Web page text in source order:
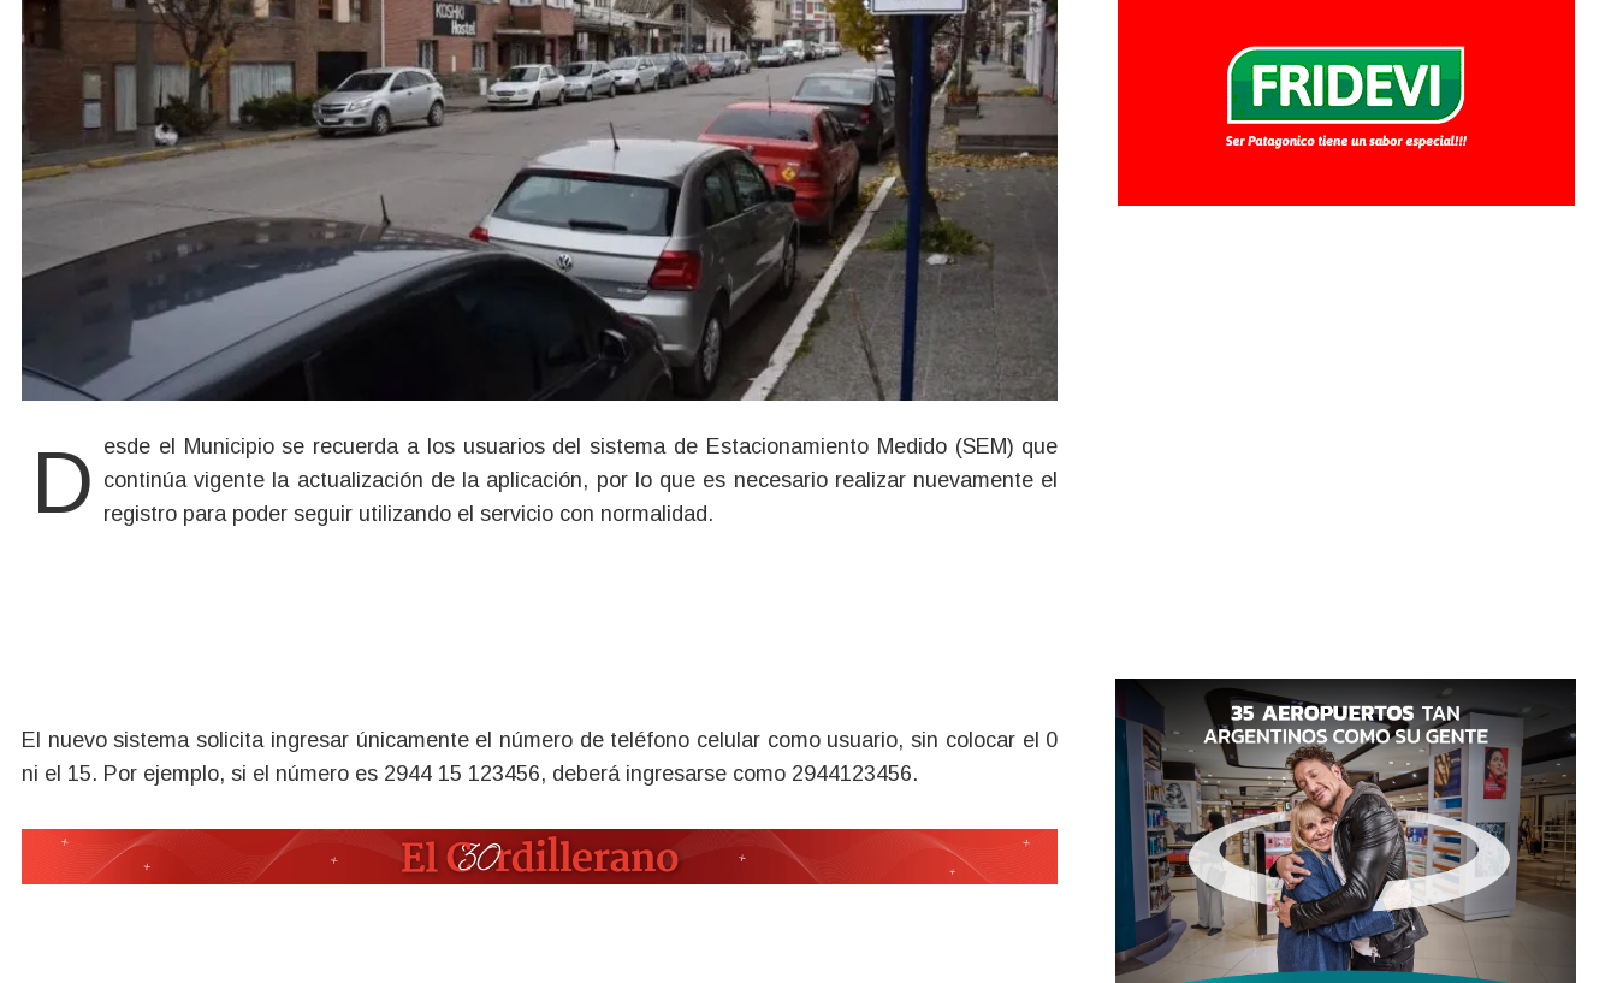
Desde el Municipio se recuerda a los usuarios del sistema de Estacionamiento Medido (SEM) que continúa vigente la actualización de la aplicación, por lo que es necesario realizar nuevamente el
registro para poder seguir utilizando el servicio con normalidad.
El nuevo sistema solicita ingresar únicamente el número de teléfono celular como usuario, sin colocar el 0
ni el 15. Por ejemplo, si el número es 2944 15 123456, deberá ingresarse como 2944123456.